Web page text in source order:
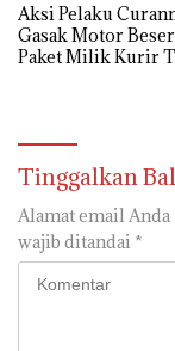
Aksi Pelaku
Gasak Motor
Paket Milik Kurir
Tinggalkan
Alamat email
wajib ditandai *